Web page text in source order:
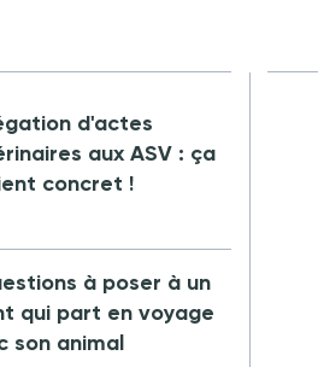
d'actes
aux ASV : ça
concret !
à poser à un
qui part en voyage
son animal